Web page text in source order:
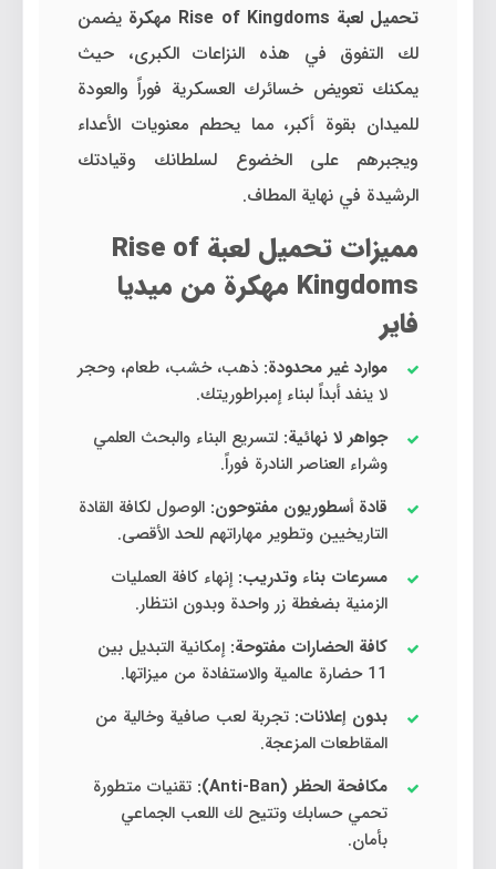
تحميل لعبة Rise of Kingdoms مهكرة
يضمن
لك التفوق في هذه النزاعات الكبرى، حيث
يمكنك تعويض خسائرك العسكرية فوراً والعودة
للميدان بقوة أكبر، مما يحطم معنويات الأعداء
ويجبرهم على الخضوع لسلطانك وقيادتك
الرشيدة في نهاية المطاف.
مميزات تحميل لعبة Rise of
Kingdoms مهكرة من ميديا
فاير
موارد غير محدودة: ذهب، خشب، طعام، وحجر
لا ينفد أبداً لبناء إمبراطوريتك.
جواهر لا نهائية: لتسريع البناء والبحث العلمي
وشراء العناصر النادرة فوراً.
قادة أسطوريون مفتوحون: الوصول لكافة القادة
التاريخيين وتطوير مهاراتهم للحد الأقصى.
مسرعات بناء وتدريب: إنهاء كافة العمليات
الزمنية بضغطة زر واحدة وبدون انتظار.
كافة الحضارات مفتوحة: إمكانية التبديل بين
11 حضارة عالمية والاستفادة من ميزاتها.
بدون إعلانات: تجربة لعب صافية وخالية من
المقاطعات المزعجة.
مكافحة الحظر (Anti-Ban):
تقنيات متطورة
تحمي حسابك وتتيح لك اللعب الجماعي
بأمان.